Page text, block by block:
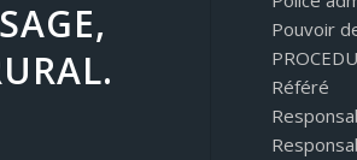
Pouvoir
Référé